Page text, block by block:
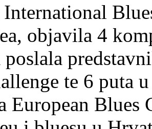
International
objavila 4
poslala
te 6 puta
European Blues